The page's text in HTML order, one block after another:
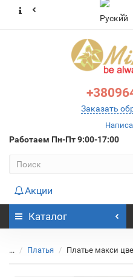
Заказать
Работаем Пн-Пт 9:00-17:00
Акции
Каталог
... Платья Платье макси